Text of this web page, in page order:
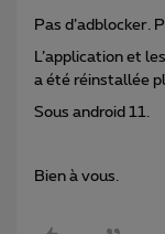
Pas d’adblocker.
L’application et
a été réinstallée
Sous android 11.
Bien à vous.